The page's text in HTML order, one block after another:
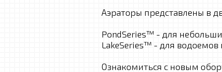
Аэраторы представлены в
PondSeries™ - для
LakeSeries™ - для
Ознакомиться с новым